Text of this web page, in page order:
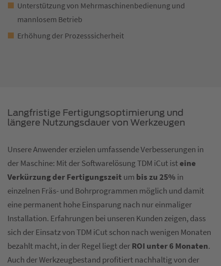
Unterstützung von Mehrmaschinenbedienung und
mannlosem Betrieb
Erhöhung der Prozesssicherheit
Langfristige Fertigungsoptimierung und
längere Nutzungsdauer von Werkzeugen
Unsere Anwender erzielen umfassende Verbesserungen in
der Maschine: Mit der Softwarelösung TDM iCut isteine
Verkürzung der Fertigungszeit um bis zu 25% in
einzelnen Fräs- und Bohrprogrammen möglich und damit
eine permanent hohe Einsparung nach nur einmaliger
Installation. Erfahrungen bei unseren Kunden zeigen, dass
sich der Einsatz von TDM iCut schon nach wenigen Monaten
bezahlt macht, in der Regel liegt derROI unter 6 Monaten.
Auch der Werkzeugbestand profitiert nachhaltig von der